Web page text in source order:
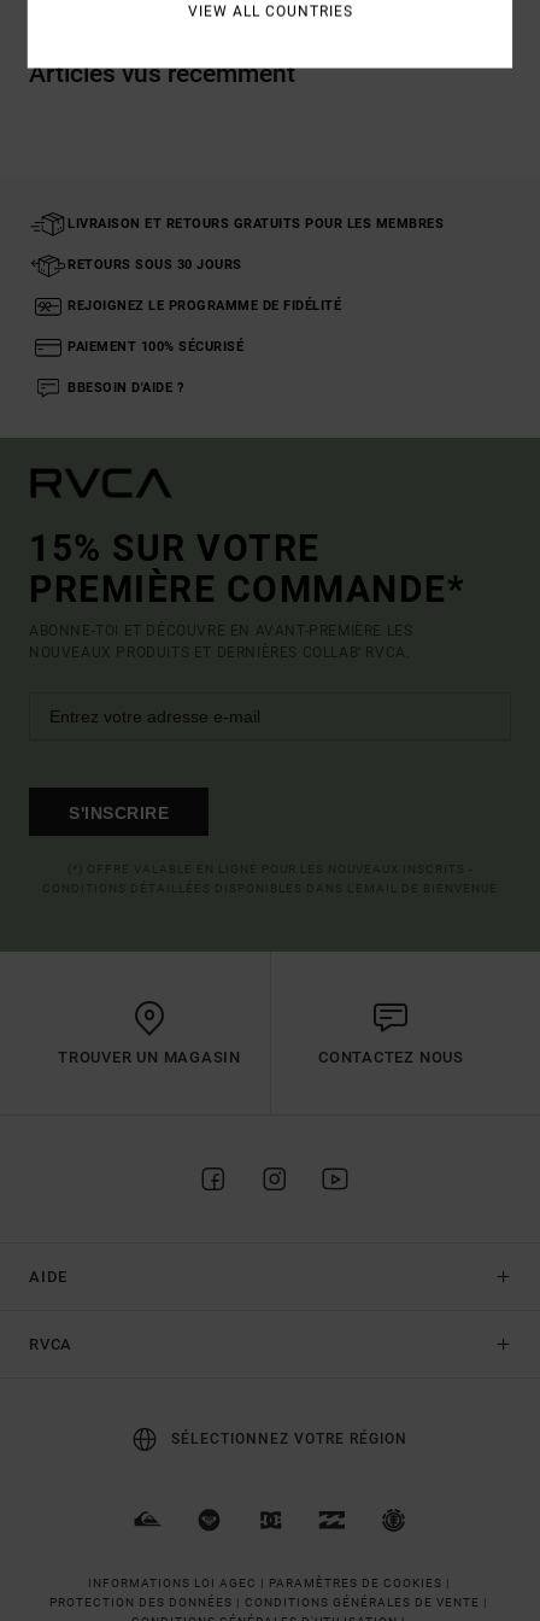
Articles vus récemment
LIVRAISON ET RETOURS GRATUITS POUR LES MEMBRES
RETOURS SOUS 30 JOURS
REJOIGNEZ LE PROGRAMME DE FIDÉLITÉ
PAIEMENT 100% SÉCURISÉ
BBESOIN D'AIDE ?
15% SUR VOTRE
PREMIÈRE COMMANDE*
ABONNE-TOI ET DÉCOUVRE EN AVANT-PREMIÈRE LES
NOUVEAUX PRODUITS ET DERNIÈRES COLLAB' RVCA.
S'INSCRIRE
TROUVER UN MAGASIN CONTACTEZ NOUS
AIDE
RVCA
SÉLECTIONNEZ VOTRE RÉGION
INFORMATIONS LOI AGEC | PARAMÈTRES DE COOKIES |
PROTECTION DES DONNÉES | CONDITIONS GÉNÉRALES DE VENTE |
VIEW ALL COUNTRIES